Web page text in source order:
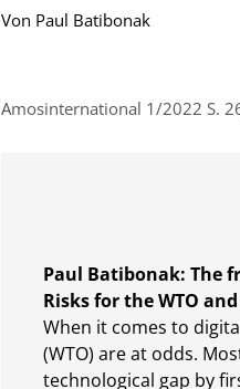
Von Paul Batibonak
Amosinternational 1/2022 S.
Paul Batibonak: The
Risks for the WTO
When it comes to
(WTO) are at odds.
technological gap by